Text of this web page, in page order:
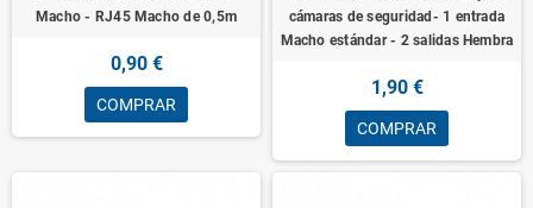
Macho - RJ45 Macho de 0,5m
0,90 €
COMPRAR
cámaras de seguridad- 1 entrada
Macho estándar - 2 salidas Hembra
1,90 €
COMPRAR